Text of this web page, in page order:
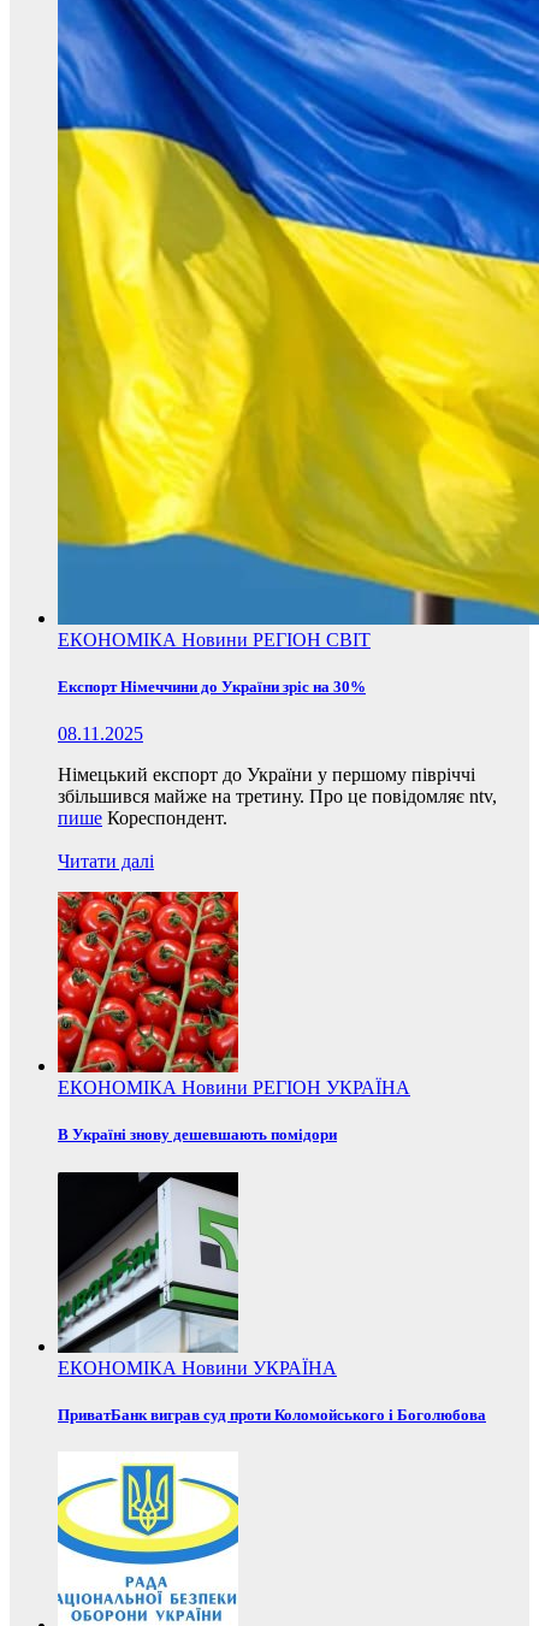
ЕКОНОМІКА Новини РЕГІОН СВІТ
Експорт Німеччини до України зріс на 30%
08.11.2025
Німецький експорт до України у першому півріччі
збільшився майже на третину. Про це повідомляє ntv,
пише Кореспондент.
Читати далі
ЕКОНОМІКА Новини РЕГІОН УКРАЇНА
В Україні знову дешевшають помідори
ЕКОНОМІКА Новини УКРАЇНА
ПриватБанк виграв суд проти Коломойського і Боголюбова